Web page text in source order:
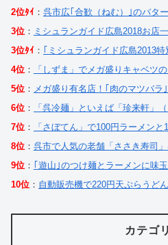
2位ﾀｲ ： 呉市広｢合歓（ねむ）｣のバタ
3位 ： ミシュランガイド広島2018お
3位ﾀｲ ：
｢ミシュランガイド広島2013
4位 ：
「しずま」でメガ盛りキャベツ
5位 ： メガ盛り有名店！｢肉のマツバラ
6位 ：
「呉冷麺」といえば「珍来軒」
7位 ：
「さぼてん」で100円ラーメン
8位 ： 呉市で人気の老舗「ささき寿司
9位 ：
｢遊山｣のつけ麺とラーメンに味
10位 ： 自動販売機で220円天ぷらうど
カテゴ